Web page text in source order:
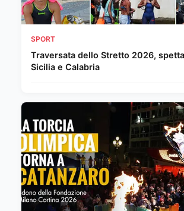
SPORT
Traversata dello Stretto 2026,
Sicilia e Calabria